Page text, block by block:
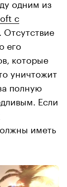
одним из
с
Отсутствие
его
которые
уничтожит
полную
Если
иметь